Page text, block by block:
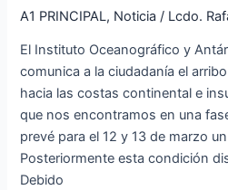
A1 PRINCIPAL, Noticia / Lcdo.
El Instituto Oceanográfico y
comunica a la ciudadanía el
hacia las costas continental e
que nos encontramos en una
prevé para el 12 y 13 de marzo
Posteriormente esta condición
Debido
ecuatoriana
12
al
14
de
marzo
2024